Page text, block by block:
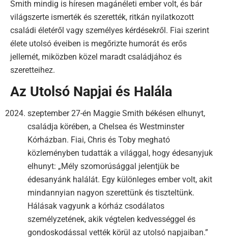
Smith mindig is híresen magánéleti ember volt, és bár
világszerte ismerték és szerették, ritkán nyilatkozott
családi életéről vagy személyes kérdésekről. Fiai szerint
élete utolsó éveiben is megőrizte humorát és erős
jellemét, miközben közel maradt családjához és
szeretteihez.
Az Utolsó Napjai és Halála
szeptember 27-én Maggie Smith békésen elhunyt,
családja körében, a Chelsea és Westminster
Kórházban. Fiai, Chris és Toby megható
közleményben tudatták a világgal, hogy édesanyjuk
elhunyt: „Mély szomorúsággal jelentjük be
édesanyánk halálát. Egy különleges ember volt, akit
mindannyian nagyon szerettünk és tiszteltünk.
Hálásak vagyunk a kórház csodálatos
személyzetének, akik végtelen kedvességgel és
gondoskodással vették körül az utolsó napjaiban.”